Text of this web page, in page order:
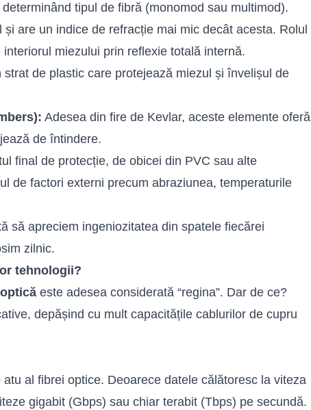
tipul de fibră (monomod sau multimod).
și are un indice de refracție mai mic decât acesta. Rolul
miezului prin reflexie totală internă.
strat de plastic care protejează miezul și învelișul de
Adesea din fire de Kevlar, aceste elemente oferă
de întindere.
final de protecție, de obicei din PVC sau alte
de factori externi precum abraziunea, temperaturile
să apreciem ingeniozitatea din spatele fiecărei
zilnic.
tehnologii?
este adesea considerată “regina”. Dar de ce?
depășind cu mult capacitățile cablurilor de cupru
al fibrei optice. Deoarece datele călătoresc la viteza
gigabit (Gbps) sau chiar terabit (Tbps) pe secundă.